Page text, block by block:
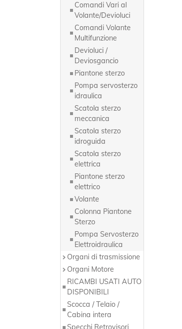
Comandi Vari al
Volante/Devioluci
Comandi Volante
Multifunzione
Devioluci /
Deviosgancio
Piantone sterzo
Pompa servosterzo
idraulica
Scatola sterzo
meccanica
Scatola sterzo
idroguida
Scatola sterzo
elettrica
Piantone sterzo
elettrico
Volante
Colonna Piantone
Sterzo
Pompa Servosterzo
Elettroidraulica
Organi di trasmissione
Organi Motore
RICAMBI USATI AUTO
DISPONIBILI
Scocca / Telaio /
Cabina intera
Specchi Retrovisori